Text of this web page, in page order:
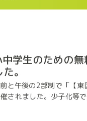
学生のための無
。
午後の2部制で「【東
されました。少子化等